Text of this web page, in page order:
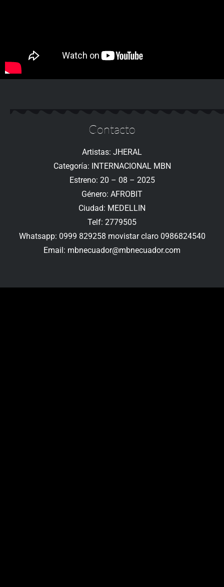
Contacto
Artistas: JHERAL
Categoría: INTERNACIONAL MBN
Estreno: 20 – 08 – 2025
Género: AFROBIT
Ciudad: MEDELLIN
Telf: 2779505
Whatsapp: 0999 829258 movistar claro 0986824540
Email: mbnecuador@mbnecuador.com